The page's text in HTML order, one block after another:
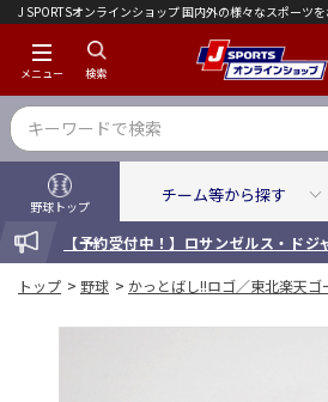
メニュー 検索
野球トップ
チーム等から探す
INFORMATION【予約受付中！】ロサンゼルス・ド
トップ > 野球 > かっとばし!!ロゴ／東北楽天